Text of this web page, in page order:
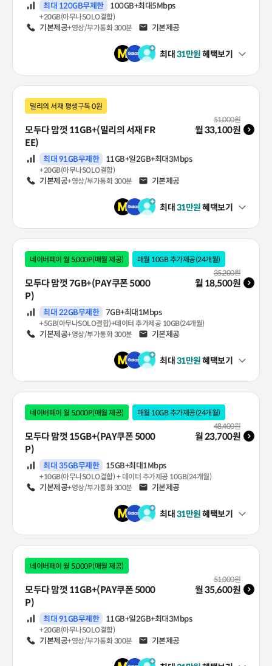
데이터최대 120GB무제한 100GB+최대5Mbps
+20GB(아무나SOLO결합)
음성기본제공+영상/부가통화 300분 문자기본제공
최대31만원혜택보기
밀리의 서재 평생구독 0원
모두다 맘껏 11GB+(밀리의 서재 FR
EE)
월 기본료(VAT 포함)
51,000원
월33,100원
데이터최대 91GB무제한 11GB+일2GB+최대3Mbps
+20GB(아무나SOLO결합)
음성기본제공+영상/부가통화 300분 문자기본제공
최대31만원혜택보기
네이버페이 월 5,000P(매월 제공) 매월 10GB 추가제공(24개월)
모두다 맘껏 7GB+(PAY쿠폰 5000
P)
월 기본료(VAT 포함)
35,200원
월 18,500원
데이터최대 22GB무제한 7GB+최대1Mbps
+5GB(아무나SOLO결합)+데이터 추가제공 10GB(24개월)
음성기본제공+영상/부가통화 300분 문자기본제공
최대31만원혜택보기
네이버페이 월 5,000P(매월 제공) 매월 10GB 추가제공(24개월)
모두다 맘껏 15GB+(PAY쿠폰 5000
P)
월 기본료(VAT 포함)
48,400원
월23,700원
데이터최대 35GB무제한 15GB+최대1Mbps
+10GB(아무나SOLO결합) + 데이터 추가제공 10GB(24개월)
음성기본제공+영상/부가통화 300분 문자기본제공
최대31만원혜택보기
네이버페이 월 5,000P(매월 제공)
모두다 맘껏 11GB+(PAY쿠폰 5000
P)
월 기본료(VAT 포함)
51,000원
월35,600원
데이터최대 91GB무제한 11GB+일2GB+최대3Mbps
+20GB(아무나SOLO결합)
음성기본제공+영상/부가통화 300분 문자기본제공